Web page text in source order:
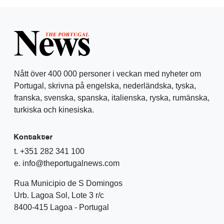
Nått över 400 000 personer i veckan med nyheter om
Portugal, skrivna på engelska, nederländska, tyska,
franska, svenska, spanska, italienska, ryska, rumänska,
turkiska och kinesiska.
Kontakter
t. +351 282 341 100
e. info@theportugalnews.com
Rua Municipio de S Domingos
Urb. Lagoa Sol, Lote 3 r/c
8400-415 Lagoa - Portugal